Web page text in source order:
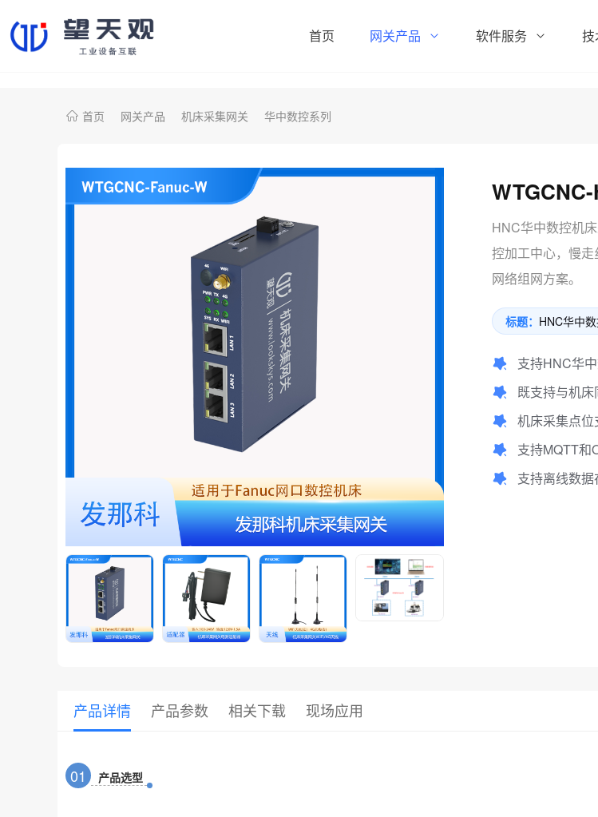
首页 网关产品
机床采集网关
软件服务 技
鼎捷数智
首页 网关产品 机床采集网关 华中数控系列
HNC华中数控机
控加工中心，慢
网络组网方案。
标题： HNC华中
支持HNC华
既支持与机
机床采集点
支持MQTT和
支持离线数
产品详情 产品参数 相关下载 现场应用
01 产品选型